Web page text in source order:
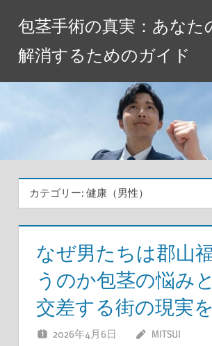
包茎手術の真実：あなた
解消するためのガイド
カテゴリー: 健康（男性）
なぜ男たちは郡山
うのか包茎の悩み
交差する街の現実
2026年4月6日 MITSUI